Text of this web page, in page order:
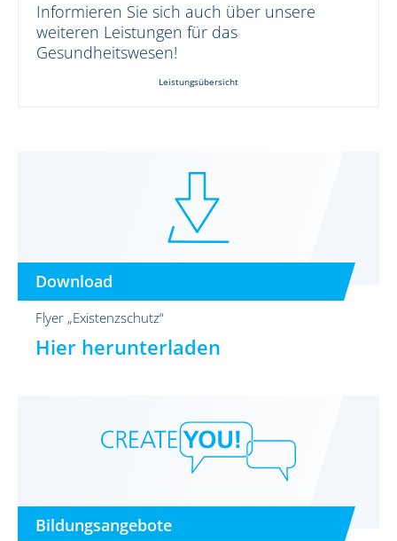
Informieren Sie sich auch über unsere
weiteren Leistungen für das
Gesundheitswesen!
Leistungsübersicht
Download
Flyer „Existenzschutz“
Hier herunterladen
Bildungsangebote